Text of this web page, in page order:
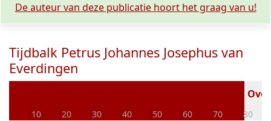
De auteur van deze publicatie hoort het graag van u!
Tijdbalk Petrus Johannes Josephus van
Everdingen
10 20 30 40 50 60 70 80